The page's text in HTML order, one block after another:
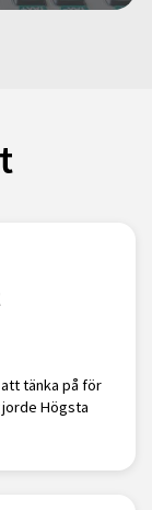
tänka på för
Högsta